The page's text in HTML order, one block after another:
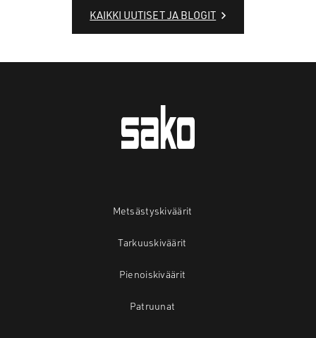
KAIKKI UUTISET JA BLOGIT
Metsästyskiväärit
Tarkuuskiväärit
Pienoiskiväärit
Patruunat